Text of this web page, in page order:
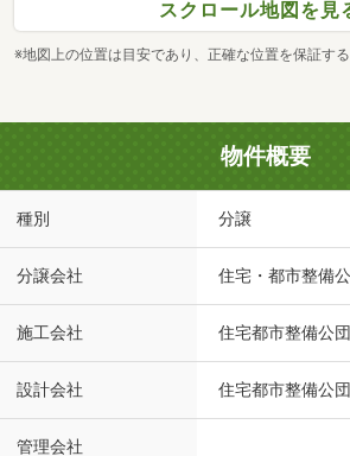
スクロール地図を見
※地図上の位置は目安であり、正確な位置を保証す
物件概要
種別 分譲
分譲会社 住宅・都市整備
施工会社 住宅都市整備公団
設計会社 住宅都市整備公団
管理会社